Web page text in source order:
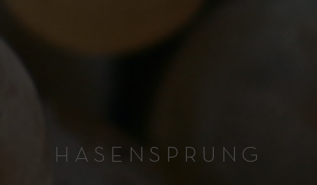
HASENSPRUNG